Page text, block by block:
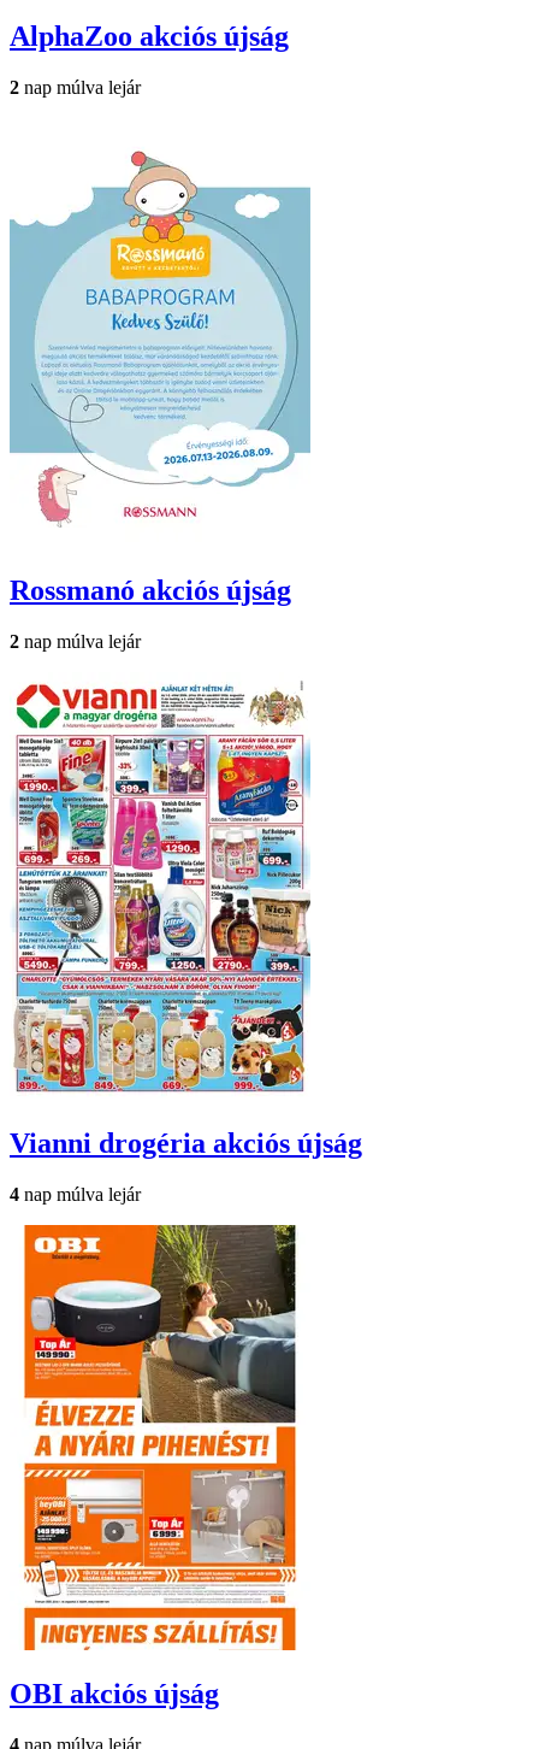
AlphaZoo akciós újság
2 nap múlva lejár
Rossmanó akciós újság
2 nap múlva lejár
Vianni drogéria akciós újság
4 nap múlva lejár
OBI akciós újság